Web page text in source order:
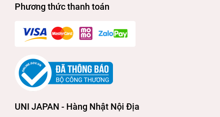
Phương thức thanh toán
UNI JAPAN - Hàng Nhật Nội Địa